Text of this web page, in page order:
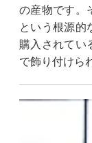
の産物です。
という根源的
購入されてい
で飾り付けら